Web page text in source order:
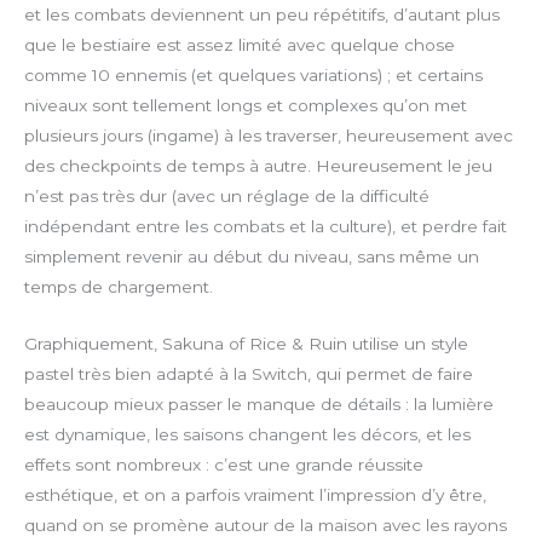
r
f
u
l
l
s
l
et les combats deviennent un peu répétitifs, d’autant plus
que le bestiaire est assez limité avec quelque chose
comme 10 ennemis (et quelques variations) ; et certains
niveaux sont tellement longs et complexes qu’on met
plusieurs jours (ingame) à les traverser, heureusement avec
des checkpoints de temps à autre. Heureusement le jeu
n’est pas très dur (avec un réglage de la difficulté
indépendant entre les combats et la culture), et perdre fait
simplement revenir au début du niveau, sans même un
temps de chargement.
Graphiquement, Sakuna of Rice & Ruin utilise un style
pastel très bien adapté à la Switch, qui permet de faire
beaucoup mieux passer le manque de détails : la lumière
est dynamique, les saisons changent les décors, et les
effets sont nombreux : c’est une grande réussite
esthétique, et on a parfois vraiment l’impression d’y être,
quand on se promène autour de la maison avec les rayons